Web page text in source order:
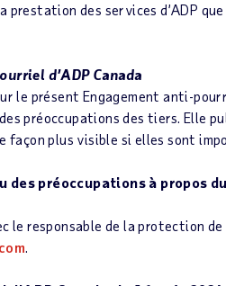
prestation des services d’ADP
d’ADP Canada
le présent Engagement anti-
préoccupations des tiers. Elle
façon plus visible si elles sont
des préoccupations à propos
le responsable de la protection
.